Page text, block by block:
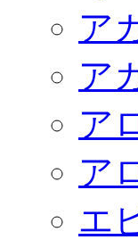
ア
ア
ア
ア
エ